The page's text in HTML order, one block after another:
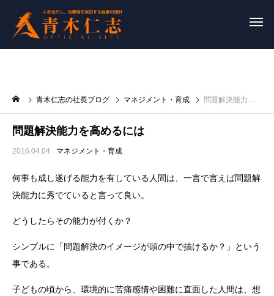
青木仁志の社長ブログ マネジメント・育成 問題解決能力を高めるには
問題解決能力を高めるには
2016.04.04 マネジメント・育成
何事も成し遂げる能力を有している人間は、一言で言えば問題解
決能力に秀でていると言って良い。
どうしたらその能力が付くか？
シンプルに「問題解決のイメージが頭の中で描けるか？」という
事である。
子どもの頃から、環境的に苦痛感情や困難に直面した人間は、想